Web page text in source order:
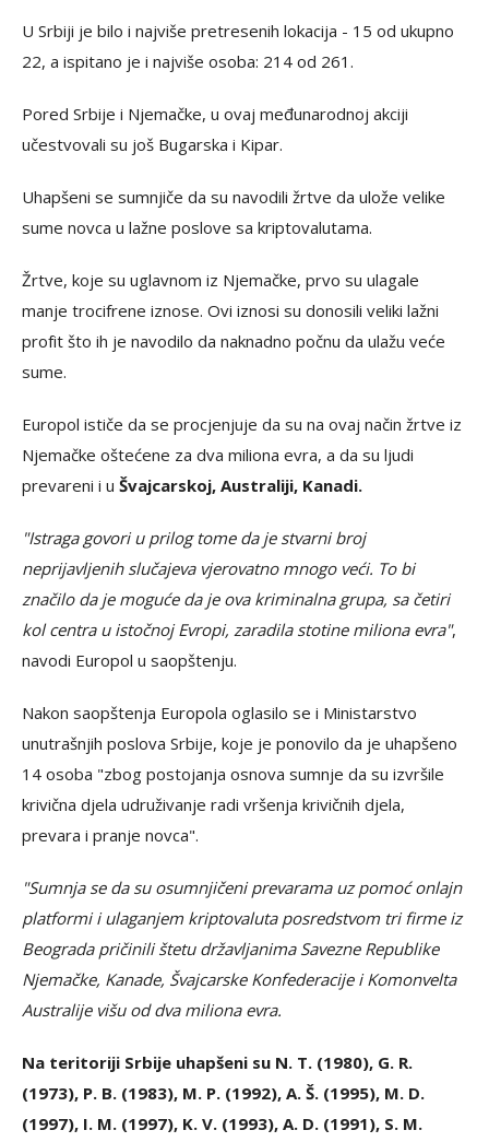
U Srbiji je bilo i najviše pretresenih lokacija - 15 od ukupno
22, a ispitano je i najviše osoba: 214 od 261.
Pored Srbije i Njemačke, u ovaj međunarodnoj akciji
učestvovali su još Bugarska i Kipar.
Uhapšeni se sumnjiče da su navodili žrtve da ulože velike
sume novca u lažne poslove sa kriptovalutama.
Žrtve, koje su uglavnom iz Njemačke, prvo su ulagale
manje trocifrene iznose. Ovi iznosi su donosili veliki lažni
profit što ih je navodilo da naknadno počnu da ulažu veće
sume.
Europol ističe da se procjenjuje da su na ovaj način žrtve iz
Njemačke oštećene za dva miliona evra, a da su ljudi
prevareni i u Švajcarskoj, Australiji, Kanadi.
"Istraga govori u prilog tome da je stvarni broj
neprijavljenih slučajeva vjerovatno mnogo veći. To bi
značilo da je moguće da je ova kriminalna grupa, sa četiri
kol centra u istočnoj Evropi, zaradila stotine miliona evra",
navodi Europol u saopštenju.
Nakon saopštenja Europola oglasilo se i Ministarstvo
unutrašnjih poslova Srbije, koje je ponovilo da je uhapšeno
14 osoba "zbog postojanja osnova sumnje da su izvršile
krivična djela udruživanje radi vršenja krivičnih djela,
prevara i pranje novca".
"Sumnja se da su osumnjičeni prevarama uz pomoć onlajn
platformi i ulaganjem kriptovaluta posredstvom tri firme iz
Beograda pričinili štetu državljanima Savezne Republike
Njemačke, Kanade, Švajcarske Konfederacije i Komonvelta
Australije višu od dva miliona evra.
Na teritoriji Srbije uhapšeni su N. T. (1980), G. R.
(1973), P. B. (1983), M. P. (1992), A. Š. (1995), M. D.
(1997), I. M. (1997), K. V. (1993), A. D. (1991), S. M.